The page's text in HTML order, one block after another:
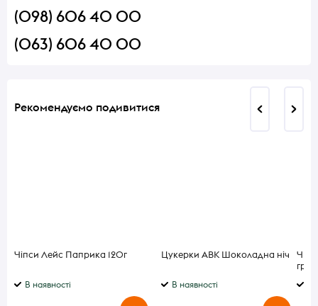
(098) 606 40 00
(063) 606 40 00
Рекомендуємо подивитися
Чіпси Лейс Паприка 120г
В наявності
Цукерки АВК Шоколадна ніч
В наявності